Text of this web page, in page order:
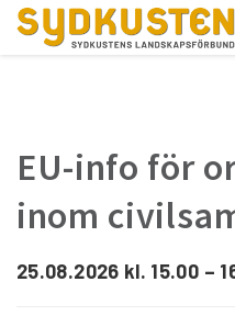
EU-info för
inom
25.08.2026 kl. 15.00 –